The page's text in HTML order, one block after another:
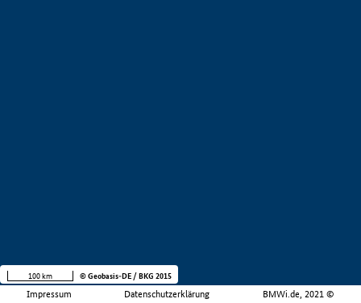
Impressum Datenschutzerklärung BMWi.de, 2021 ©
100 km © Geobasis-DE / BKG 2015